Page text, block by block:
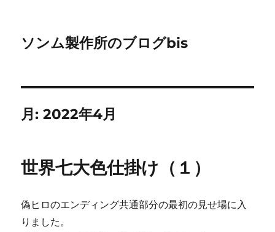
ソンム製作所のブログbis
月:2022年4月
世界七大色仕掛け（１）
偽ヒロのエンディング共通部分の最初の見せ場に入
りました。